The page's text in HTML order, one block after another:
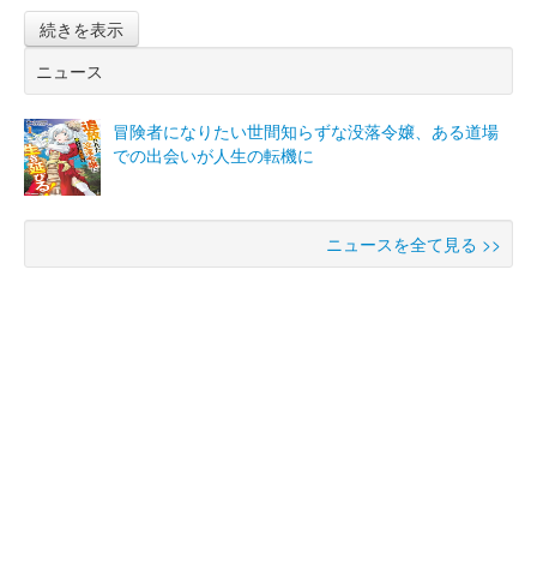
続きを表示
ニュース
冒険者になりたい世間知らずな没落令嬢、ある道場
での出会いが人生の転機に
ニュースを全て見る >>